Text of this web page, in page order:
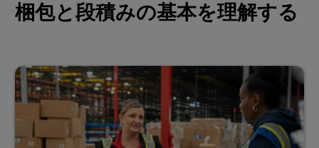
梱包と段積みの基本を理解する